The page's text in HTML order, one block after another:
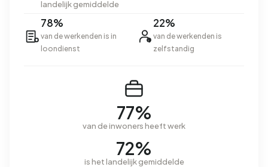
landelijk gemiddelde
78%
van de werkenden is in
loondienst
22%
van de werkenden is
zelfstandig
77%
van de inwoners heeft werk
72%
is het landelijk gemiddelde